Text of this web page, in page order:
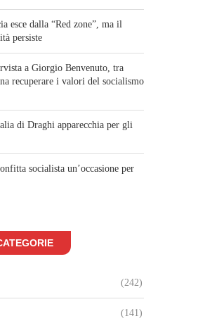
esce dalla “Red zone”, ma il
persiste
a Giorgio Benvenuto, tra
recuperare i valori del socialismo
di Draghi apparecchia per gli
socialista un’occasione per
(242)
(141)